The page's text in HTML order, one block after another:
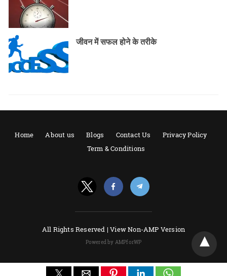
जीवन में सफल होने के तरीके
Home About us Blogs Contact Us
Privacy Policy
Term & Conditions
All Rights Reserved |View Non-AMP Version
Powered by AMPforWP